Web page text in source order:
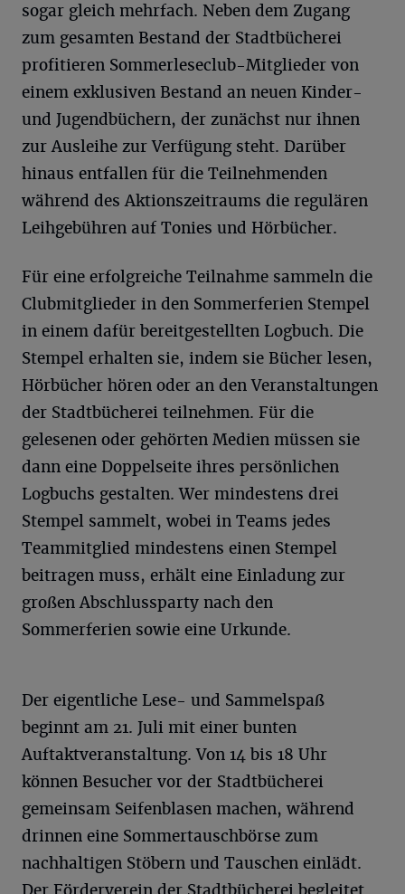
sogar gleich mehrfach. Neben dem Zugang
zum gesamten Bestand der Stadtbücherei
profitieren Sommerleseclub-Mitglieder von
einem exklusiven Bestand an neuen Kinder-
und Jugendbüchern, der zunächst nur ihnen
zur Ausleihe zur Verfügung steht. Darüber
hinaus entfallen für die Teilnehmenden
während des Aktionszeitraums die regulären
Leihgebühren auf Tonies und Hörbücher.
Für eine erfolgreiche Teilnahme sammeln die
Clubmitglieder in den Sommerferien Stempel
in einem dafür bereitgestellten Logbuch. Die
Stempel erhalten sie, indem sie Bücher lesen,
Hörbücher hören oder an den Veranstaltungen
der Stadtbücherei teilnehmen. Für die
gelesenen oder gehörten Medien müssen sie
dann eine Doppelseite ihres persönlichen
Logbuchs gestalten. Wer mindestens drei
Stempel sammelt, wobei in Teams jedes
Teammitglied mindestens einen Stempel
beitragen muss, erhält eine Einladung zur
großen Abschlussparty nach den
Sommerferien sowie eine Urkunde.
Der eigentliche Lese- und Sammelspaß
beginnt am 21. Juli mit einer bunten
Auftaktveranstaltung. Von 14 bis 18 Uhr
können Besucher vor der Stadtbücherei
gemeinsam Seifenblasen machen, während
drinnen eine Sommertauschbörse zum
nachhaltigen Stöbern und Tauschen einlädt.